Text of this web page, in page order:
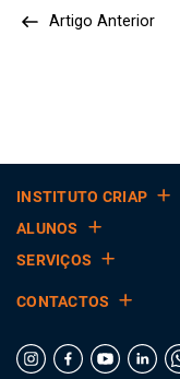
Artigo Anterior
INSTITUTO CRIAP
ALUNOS
SERVIÇOS
CONTACTOS